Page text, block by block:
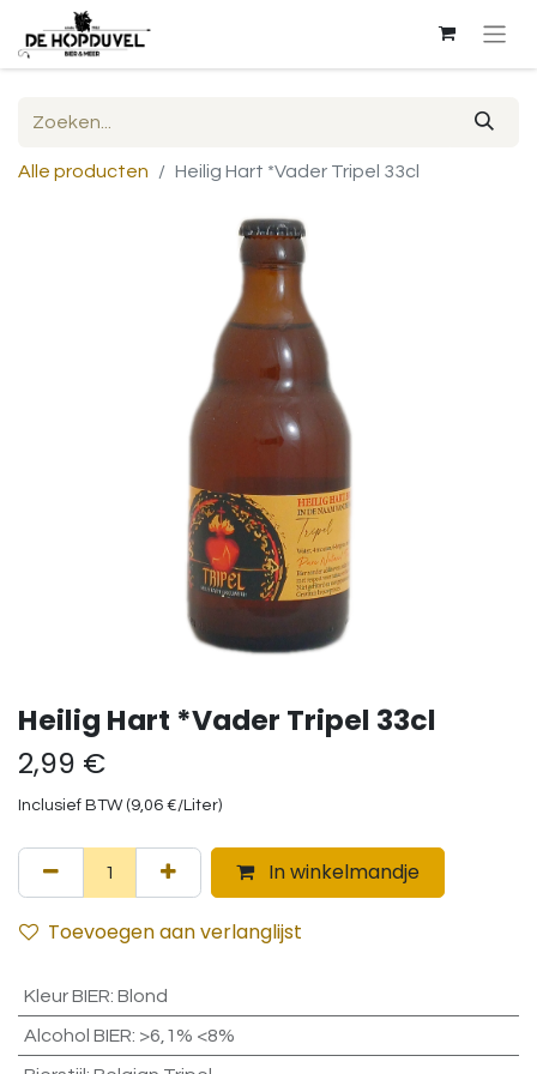
Alle producten Heilig Hart *Vader Tripel 33cl
Heilig Hart *Vader Tripel 33cl
2,99 €
Inclusief BTW (9,06 €/Liter)
In winkelmandje
Toevoegen aan verlanglijst
Kleur BIER: Blond
Alcohol BIER: >6,1% <8%